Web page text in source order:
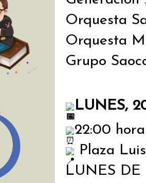
Orquesta
Orquesta
Grupo
LUNES,
22:00
Plaza
LUNES